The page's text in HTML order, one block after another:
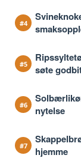
søte
nytelse
hjemme